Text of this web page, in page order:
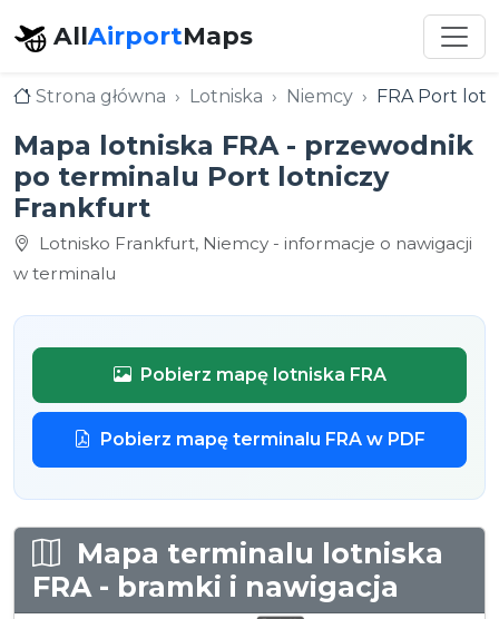
AllAirportMaps
Strona główna Lotniska Niemcy FRA Port
Mapa lotniska FRA - przewodnik
po terminalu Port lotniczy
Frankfurt
Lotnisko Frankfurt, Niemcy - informacje o nawigacji
w terminalu
Pobierz mapę lotniska FRA
Pobierz mapę terminalu FRA w PDF
Mapa terminalu lotniska
FRA - bramki i nawigacja